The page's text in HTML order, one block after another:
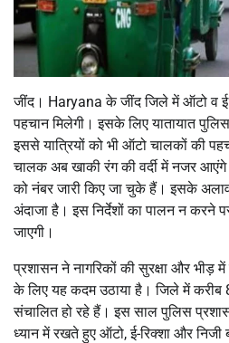
जींद। Haryana के जींद जिले में ऑटो व
पहचान मिलेगी। इसके लिए यातायात
इससे यात्रियों को भी ऑटो चालकों की
चालक अब खाकी रंग की वर्दी में नजर
को नंबर जारी किए जा चुके हैं। इसके
अंदाजा है। इस निर्देशों का पालन न करने
जाएगी।
प्रशासन ने नागरिकों की सुरक्षा और भीड़
के लिए यह कदम उठाया है। जिले में करीब
संचालित हो रहे हैं। इस साल पुलिस
ध्यान में रखते हुए ऑटो, ई-रिक्शा और